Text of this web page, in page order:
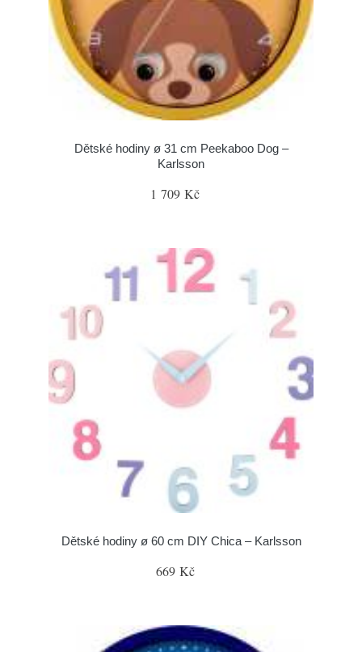
Dětské hodiny ø 31 cm Peekaboo Dog –
Karlsson
1 709 Kč
Dětské hodiny ø 60 cm DIY Chica – Karlsson
669 Kč